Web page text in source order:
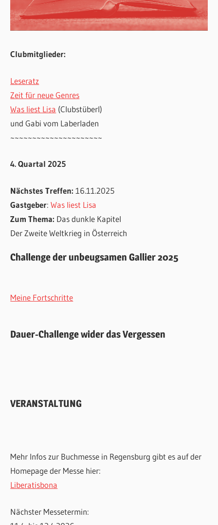
Clubmitglieder:
Leseratz
Zeit für neue Genres
Was liest Lisa (Clubstüberl)
und Gabi vom Laberladen
~~~~~~~~~~~~~~~~~~~~~
4. Quartal 2025
Nächstes Treffen:16.11.2025
Gastgeber:Was liest Lisa
Zum Thema: Das dunkle Kapitel
Der Zweite Weltkrieg in Österreich
Challenge der unbeugsamen Gallier 2025
Meine Fortschritte
Dauer-Challenge wider das Vergessen
VERANSTALTUNG
Mehr Infos zur Buchmesse in Regensburg gibt es auf der
Homepage der Messe hier:
Liberatisbona
Nächster Messetermin: